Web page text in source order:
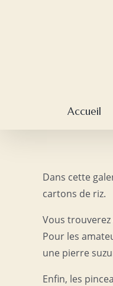
Accueil
Dans cette
cartons de riz.
Vous trouverez
Pour les
une pierre
Enfin, les